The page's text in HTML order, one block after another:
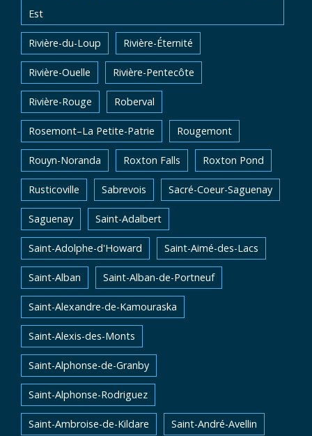
Est
Rivière-du-Loup Rivière-Éternité
Rivière-Ouelle Rivière-Pentecôte
Rivière-Rouge Roberval
Rosemont–La Petite-Patrie Rougemont
Rouyn-Noranda Roxton Falls Roxton Pond
Rusticoville Sabrevois Sacré-Coeur-Saguenay
Saguenay Saint-Adalbert
Saint-Adolphe-d'Howard Saint-Aimé-des-Lacs
Saint-Alban Saint-Alban-de-Portneuf
Saint-Alexandre-de-Kamouraska
Saint-Alexis-des-Monts
Saint-Alphonse-de-Granby
Saint-Alphonse-Rodriguez
Saint-Ambroise-de-Kildare Saint-André-Avellin